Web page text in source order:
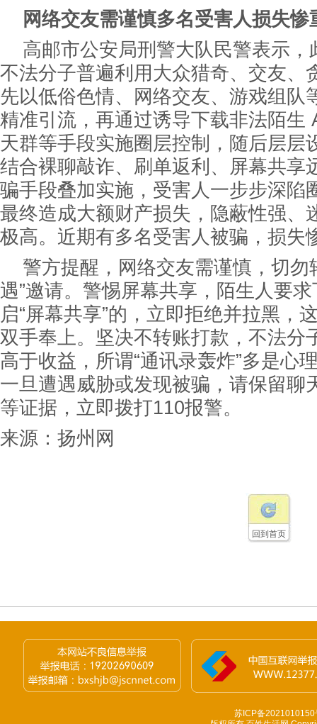
网络交友需谨慎多名受害人损失惨
高邮市公安局刑警大队民警表示，
不法分子普遍利用大众猎奇、交友、
先以低俗色情、网络交友、游戏组队
精准引流，再通过诱导下载非法陌生
天群等手段实施圈层控制，随后层层
结合裸聊敲诈、刷单返利、屏幕共享
骗手段叠加实施，受害人一步步深陷
最终造成大额财产损失，隐蔽性强、
极高。近期有多名受害人被骗，损失
警方提醒，网络交友需谨慎，切勿
遇”邀请。警惕屏幕共享，陌生人要
启“屏幕共享”的，立即拒绝并拉黑，
双手奉上。坚决不转账打款，不法分
高于收益，所谓“通讯录轰炸”多是心
一旦遭遇威胁或发现被骗，请保留聊
等证据，立即拨打110报警。
来源： 扬州网
回到首页
苏ICP备2021010150